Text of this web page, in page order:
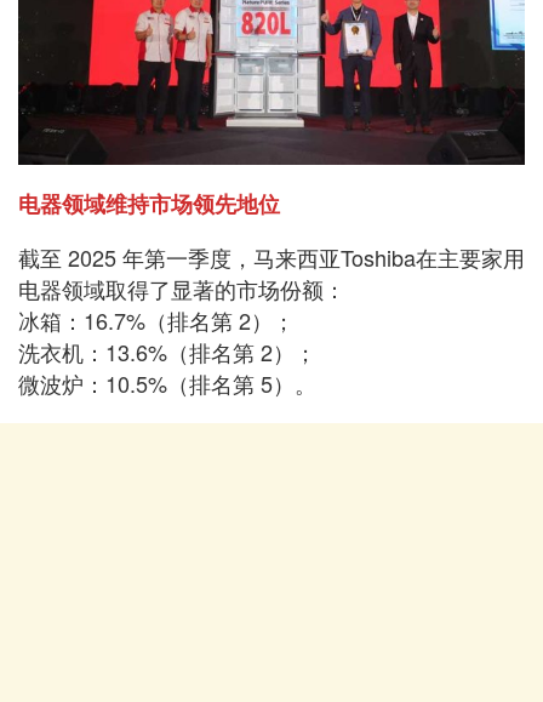
电器领域维持市场领先地位
截至 2025 年第一季度，马来西亚Toshiba在主要家用
电器领域取得了显著的市场份额：
冰箱：16.7%（排名第 2）；
洗衣机：13.6%（排名第 2）；
微波炉：10.5%（排名第 5）。